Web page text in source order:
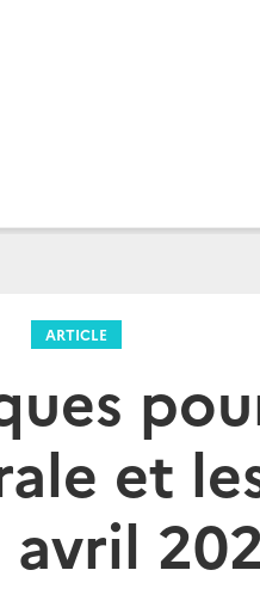
ARTICLE
et
avril